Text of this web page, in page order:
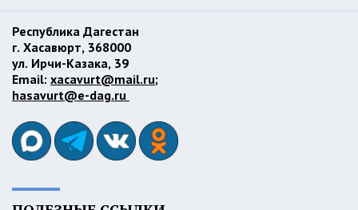
Республика Дагестан
г. Хасавюрт, 368000
ул. Ирчи-Казака, 39
Email: xacavurt@mail.ru;
hasavurt@e-dag.ru